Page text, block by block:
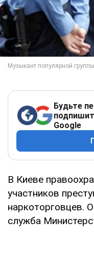
Будьте
Google
В Киеве
участников
наркоторговцев.
служба